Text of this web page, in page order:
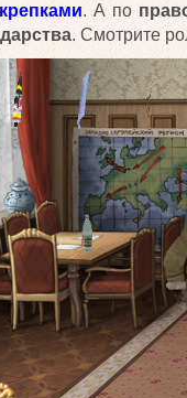
. А по
. Смотрите